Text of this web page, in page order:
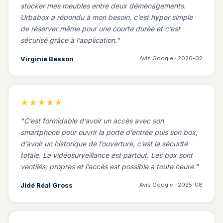
stocker mes meubles entre deux déménagements.
Urbabox a répondu à mon besoin, c’est hyper simple
de réserver même pour une courte durée et c’est
sécurisé grâce à l’application.
Virginie Besson Avis Google · 2026-02
★★★★★
C’est formidable d’avoir un accès avec son
smartphone pour ouvrir la porte d’entrée puis son box,
d’avoir un historique de l’ouverture, c’est la sécurité
totale. La vidéosurveillance est partout. Les box sont
ventilés, propres et l’accès est possible à toute heure.
Jidé Réal Gross Avis Google · 2025-08